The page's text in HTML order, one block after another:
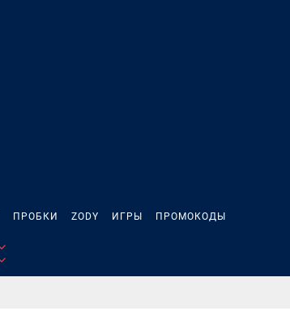
ПРОБКИ ZODY ИГРЫ ПРОМОКОДЫ